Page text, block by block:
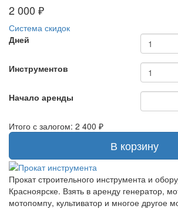
2 000 ₽
Система скидок
Дней
Инструментов
Начало аренды
Итого с залогом: 2 400 ₽
В корзину
Прокат строительного инструмента и
Красноярске. Взять в аренду генератор,
мотопомпу, культиватор и многое другое